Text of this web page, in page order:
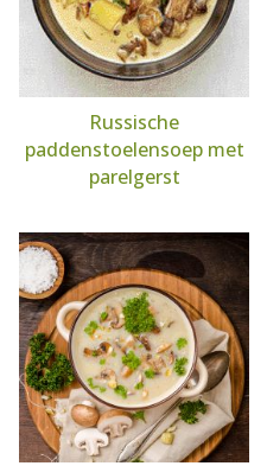
Russische
paddenstoelensoep met
parelgerst